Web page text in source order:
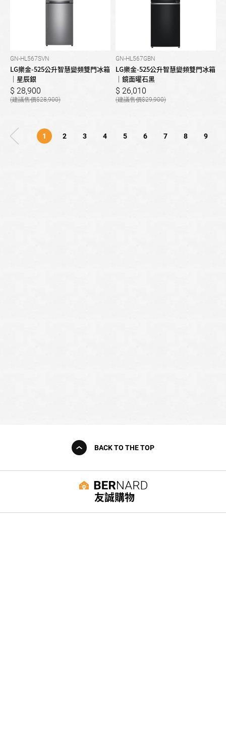
GN-HL567SVN
LG樂金-525公升智慧變頻雙門冰箱
｜星辰銀
28,900
28,900
GN-HL567GBN
LG樂金-525公升智慧變頻雙門冰箱
｜鏡面曜石黑
26,010
29,900
1 2 3 4 5 6 7 8 9
BACK TO THE TOP
友誠購物